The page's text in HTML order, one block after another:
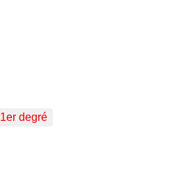
1er degré